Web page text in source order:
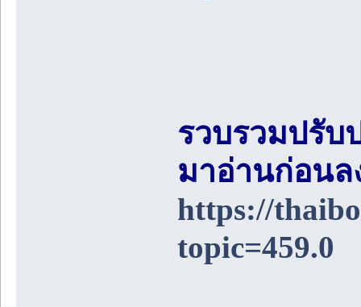
รวบรวมปรับ
มาอ่านก่อน
https://
topic=459.0